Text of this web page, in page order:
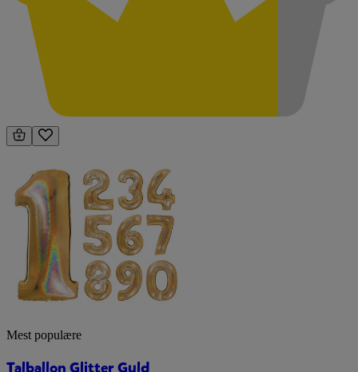
Mest populære
Talballon Glitter Guld